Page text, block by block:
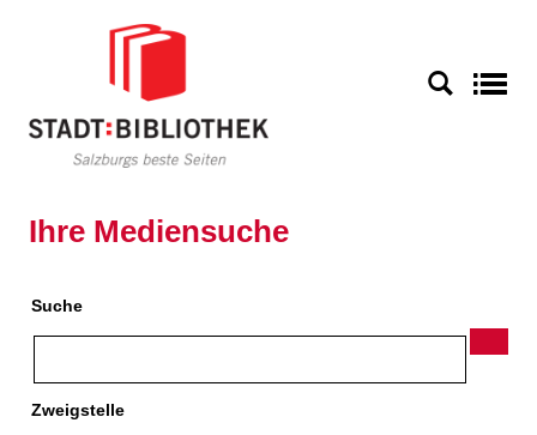
Ihre Mediensuche
Suche
Zweigstelle